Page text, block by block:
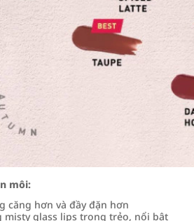
môi:
căng hơn và đầy đặn hơn
misty glass lips trong trẻo, nổi bật